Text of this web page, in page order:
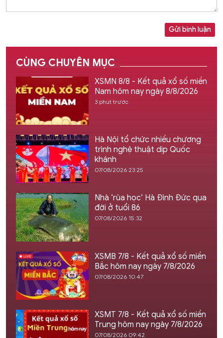
Gửi bình luận
CÙNG CHUYÊN MỤC
XSMN 8/8 - Kết quả xổ số miền
Nam hôm nay ngày 8/8/2026
3 phút trước
Hà Nội tổ chức nhiều chương
trình nghệ thuật dịp Quốc
khánh
07/08/2026 23:25
Nhà ‘rùa học’ Hà Đình Đức qua
đời ở tuổi 86
07/08/2026 15:32
XSMB 7/8 - Kết quả xổ số miền
Bắc hôm nay ngày 7/8/2026
07/08/2026 10:47
XSMT 7/8 - Kết quả xổ số miền
Trung hôm nay ngày 7/8/2026
07/08/2026 09:42